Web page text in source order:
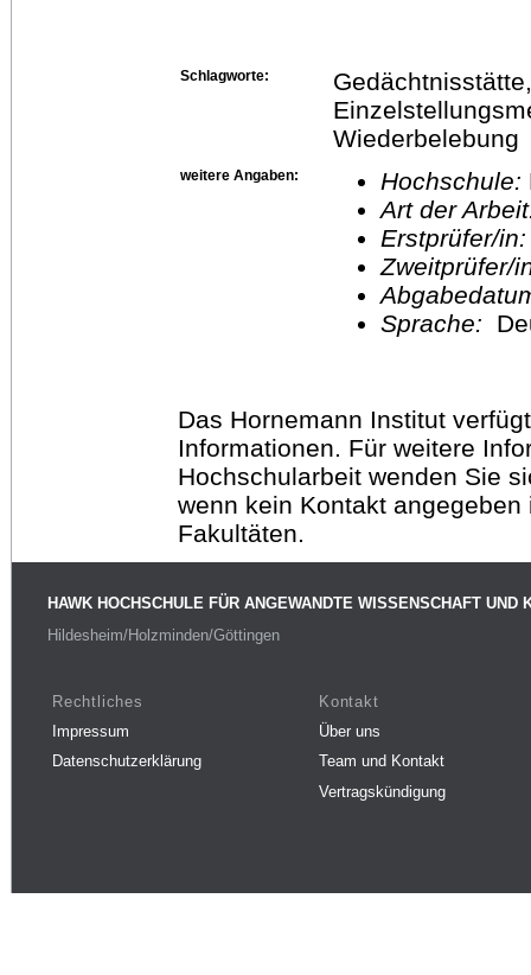
Schlagworte:
Wiederbelebung
weitere Angaben: Hochschule:
Art der
Erstprüfer/
Sprache:
Das Hornemann Institut
Informationen. Für weitere
Hochschularbeit wenden Sie
wenn kein Kontakt
Fakultäten.
HAWK HOCHSCHULE FÜR ANGEWANDTE WISSENSCHAFT UND
Hildesheim/Holzminden/Göttingen
Rechtliches
Impressum
Datenschutzerklärung
Kontakt
Über uns
Team und Kontakt
Vertragskündigung